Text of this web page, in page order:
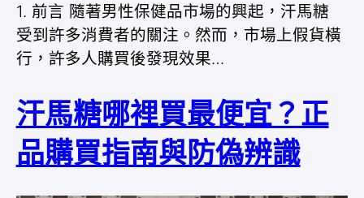
1. 前言 隨著男性保健品市場的興起，汗馬糖
受到許多消費者的關注。然而，市場上假貨橫
行，許多人購買後發現效果…
汗馬糖哪裡買最便宜？正
品購買指南與防偽辨識